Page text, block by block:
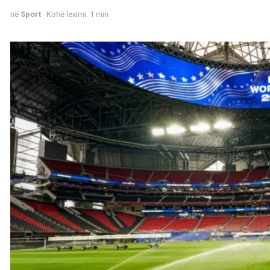
në Sport Kohë leximi: 1 min